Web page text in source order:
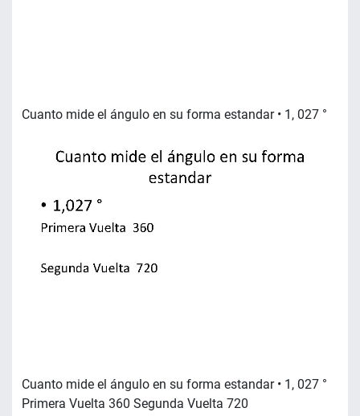
Cuanto mide el ángulo en su forma estandar • 1, 027 °
Cuanto mide el ángulo en su forma estandar • 1, 027 °
Primera Vuelta 360 Segunda Vuelta 720